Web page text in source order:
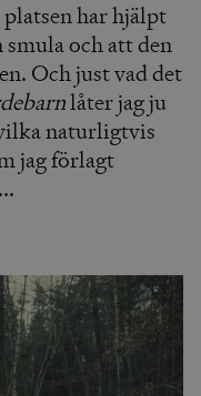
har hjälpt
och att den
Och just vad det
låter jag ju
naturligtvis
jag förlagt